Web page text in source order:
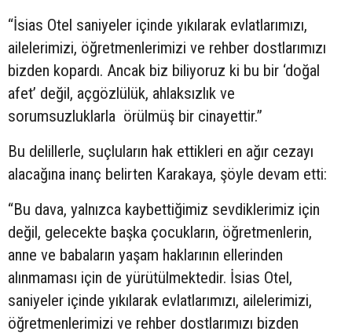
“İsias Otel saniyeler içinde yıkılarak evlatlarımızı,
ailelerimizi, öğretmenlerimizi ve rehber dostlarımızı
bizden kopardı. Ancak biz biliyoruz ki bu bir ‘doğal
afet’ değil, açgözlülük, ahlaksızlık ve
sorumsuzluklarla örülmüş bir cinayettir.”
Bu delillerle, suçluların hak ettikleri en ağır cezayı
alacağına inanç belirten Karakaya, şöyle devam etti:
“Bu dava, yalnızca kaybettiğimiz sevdiklerimiz için
değil, gelecekte başka çocukların, öğretmenlerin,
anne ve babaların yaşam haklarının ellerinden
alınmaması için de yürütülmektedir. İsias Otel,
saniyeler içinde yıkılarak evlatlarımızı, ailelerimizi,
öğretmenlerimizi ve rehber dostlarımızı bizden